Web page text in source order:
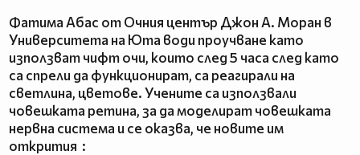
Фатима Абас от Очния център Джон А. Моран в
Университета на Юта води проучване като
използват чифт очи, които след 5 часа след като
са спрели да функционират, са реагирали на
светлина, цветове. Учените са използвали
човешката ретина, за да моделират човешката
нервна система и се оказва, че новите им
открития :